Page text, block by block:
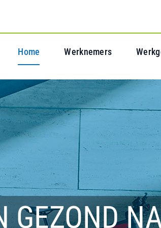
Home Werknemers
GEZOND